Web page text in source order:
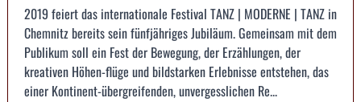
2019 feiert das internationale Festival TANZ | MODERNE | TANZ in
Chemnitz bereits sein fünfjähriges Jubiläum. Gemeinsam mit dem
Publikum soll ein Fest der Bewegung, der Erzählungen, der
kreativen Höhen-flüge und bildstarken Erlebnisse entstehen, das
einer Kontinent-übergreifenden, unvergesslichen Re...